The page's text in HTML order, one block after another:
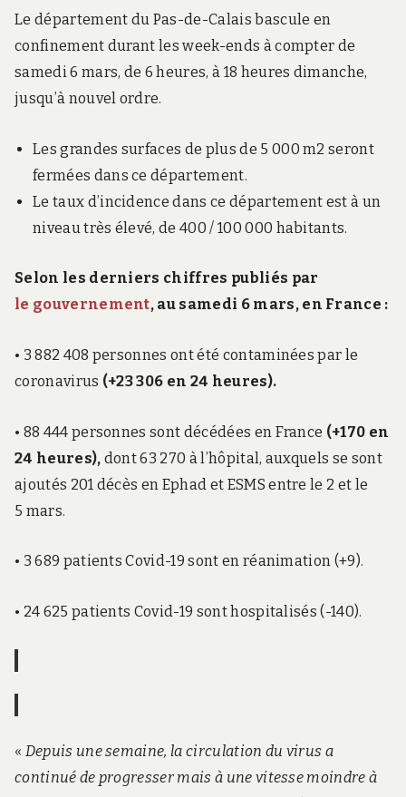
Le département du Pas-de-Calais bascule en
confinement durant les week-ends à compter de
samedi 6 mars, de 6 heures, à 18 heures dimanche,
jusqu’à nouvel ordre.
Les grandes surfaces de plus de 5 000 m2 seront
fermées dans ce département.
Le taux d’incidence dans ce département est à un
niveau très élevé, de 400 / 100 000 habitants.
Selon les derniers chiffres publiés par
le gouvernement, au samedi 6 mars, en France :
• 3 882 408 personnes ont été contaminées par le
coronavirus (+23 306 en 24 heures).
• 88 444 personnes sont décédées en France (+170 en
24 heures), dont 63 270 à l’hôpital, auxquels se sont
ajoutés 201 décès en Ephad et ESMS entre le 2 et le
5 mars.
• 3 689 patients Covid-19 sont en réanimation (+9).
• 24 625 patients Covid-19 sont hospitalisés (-140).
« Depuis une semaine, la circulation du virus a
continué de progresser mais à une vitesse moindre à